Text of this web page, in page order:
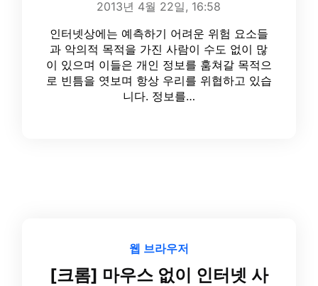
2013년 4월 22일, 16:58
인터넷상에는 예측하기 어려운 위험 요소들
과 악의적 목적을 가진 사람이 수도 없이 많
이 있으며 이들은 개인 정보를 훔쳐갈 목적으
로 빈틈을 엿보며 항상 우리를 위협하고 있습
니다. 정보를…
웹 브라우저
[크롬] 마우스 없이 인터넷 사